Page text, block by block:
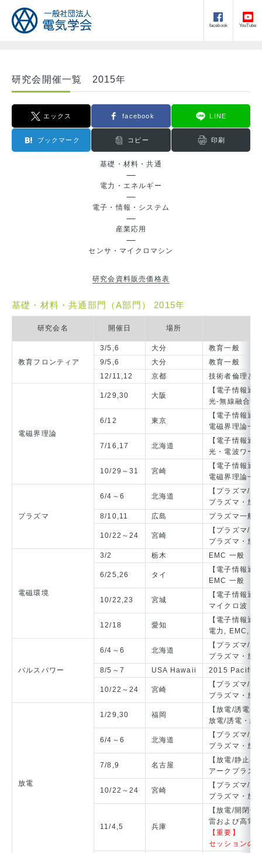
facebook YouTube
研究会開催一覧 2015年
エックス facebook LINE
ブックマーク コピー 印刷
基礎・材料・共通
電力・エネルギー
電子・情報・システム
産業応用
センサ・マイクロマシン
研究会資料販売価格表
基礎・材料・共通部門（A部門） 2015年
研究会名 開催日 場所
教育フロンティア
3/5,6 大分
教育一般
9/5,6
大分
教育一般
12/11,12
京都 技術者倫理と
電磁界理論
1/29,30 大阪
【電子情報通
光-無線融合
6/12 東京
【電子情報通
電磁界理論一
7/16,17 北海道
【電子情報通
光・電波ワー
10/29～31 宮崎
【電子情報通
電磁界理論一
プラズマ
6/4～6 北海道
【プラズマ/
プラズマ・放
8/10,11
広島 プラズマ一般
10/22～24 宮崎
【プラズマ/
プラズマ・放
電磁環境
3/2 栃木 EMC 一般
6/25,26 タイ
【電子情報通
EMC 一般
10/22,23 宮城
【電子情報通
マイクロ波，
12/18 愛知
【電子情報通
電力, EMC, 一
パルスパワー
6/4～6 北海道
【プラズマ/
プラズマ・放
8/5～7
USA Hawaii 2015 Pacific
10/22～24 宮崎
【プラズマ/
プラズマ・放
放電
1/29,30 福岡
【放電/誘電
放電/誘電・絶
6/4～6 北海道
【プラズマ/
プラズマ・放
7/8,9 名古屋
【放電/静止器
アークプラズ
10/22～24 宮崎
【プラズマ/
プラズマ・放
11/4,5 兵庫
【放電/開閉保
雷および高電
【重要】
セッションの